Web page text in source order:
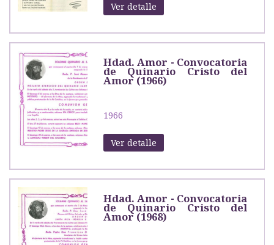
Ver detalle
Hdad. Amor - Convocatoria
de Quinario Cristo del
Amor (1966)
1966
Ver detalle
Hdad. Amor - Convocatoria
de Quinario Cristo del
Amor (1968)